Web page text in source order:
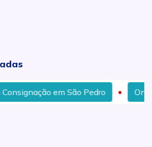
em São Pedro Onde